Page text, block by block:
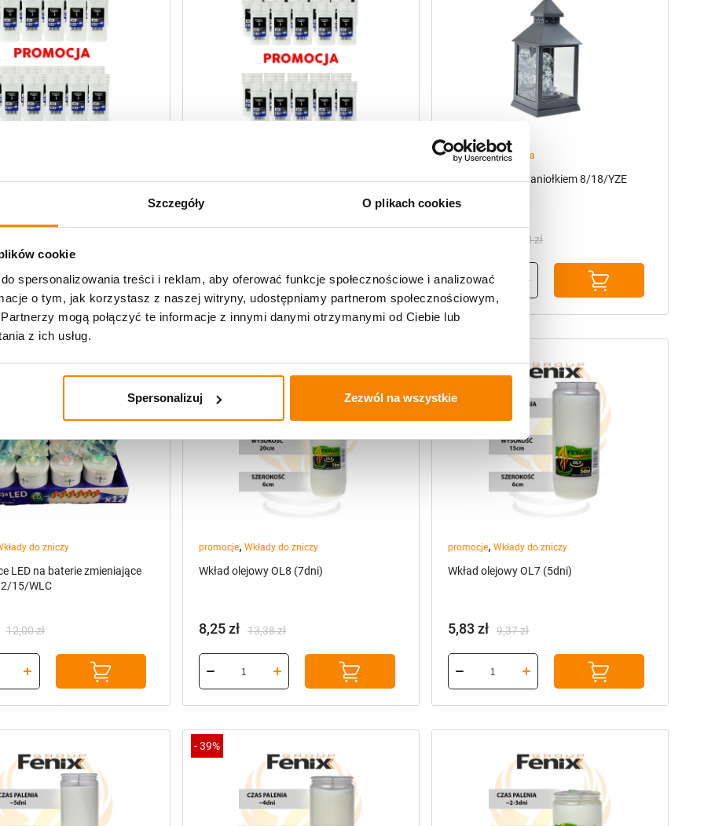
Szczegóły O plikach cookies
cookie
spersonalizowania treści i reklam, aby oferować funkcje społecznościowe i analizować
o tym, jak korzystasz z naszej witryny, udostępniamy partnerom społecznościowym,
mogą połączyć te informacje z innymi danymi otrzymanymi od Ciebie lub
z ich usług.
Spersonalizuj Zezwól na wszystkie
W6 30szt (60h) Wkłady parafinowe W5 30szt (48h)
promocje,Akcesoria
Latarenka LED z aniołkiem 8/18/YZE
26,00zł
cena
wynosiła:
26,00 zł.
cena
wynosi:
22,00 zł.
do zniczy
LED na baterie zmieniające
2/15/WLC
12,00zł
promocje, Wkłady do zniczy
Wkład olejowy OL8 (7dni)
13,38zł
8,25zł
promocje,Wkłady do zniczy
Wkład olejowy OL7 (5dni)
9,37zł
5,83zł
-39%